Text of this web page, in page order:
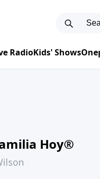
RadioKids' Shows
Hoy®